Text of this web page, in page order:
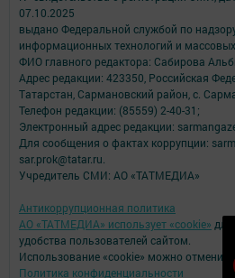
07.10.2025
выдано Федеральной службой по
информационных технологий и
ФИО главного редактора: Сабирова
Адрес редакции: 423350, Российская
Татарстан, Сармановский район, с.
Телефон редакции: (85559) 2-40-31;
Электронный адрес редакции:
Для сообщения о фактах коррупции:
sar.prok@tatar.ru.
Учредитель СМИ: АО «ТАТМЕДИА»
Антикоррупционная политика
АО «ТАТМЕДИА» использует «cookie» для
удобства пользователей сайтом.
Использование «cookie» можно отменить
Политика конфиденциальности